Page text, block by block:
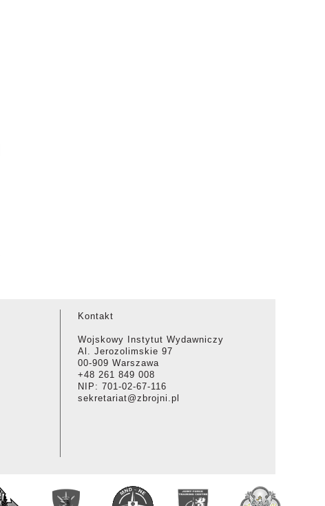
Kontakt
Wojskowy Instytut Wydawniczy
Al. Jerozolimskie 97
00-909 Warszawa
+48 261 849 008
NIP: 701-02-67-116
sekretariat@zbrojni.pl